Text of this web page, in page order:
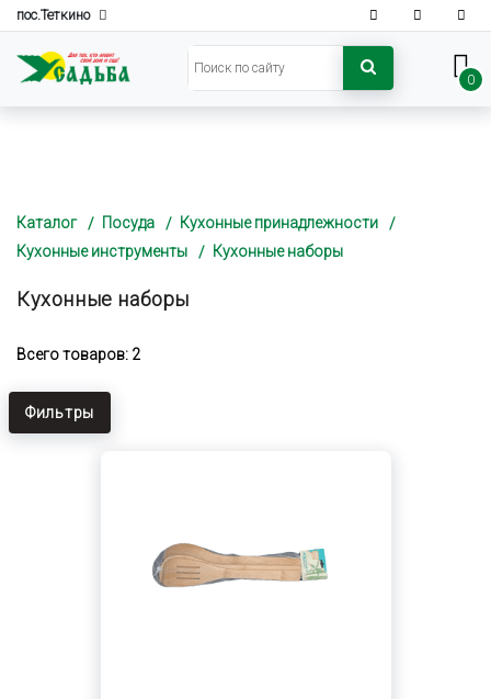
пос.Теткино
0
Каталог Посуда
Кухонные принадлежности
Кухонные инструменты
Кухонные наборы
Кухонные наборы
Всего товаров: 2
Фильтры